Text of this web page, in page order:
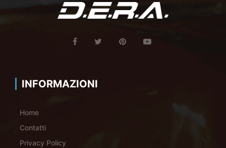
INFORMAZIONI
Home
Contatti
Privacy Policy